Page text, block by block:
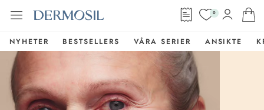
0
NYHETER BESTSELLERS VÅRA SERIER ANSIKTE